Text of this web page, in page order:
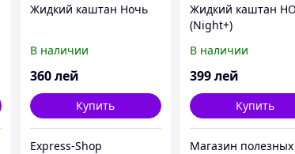
Жидкий каштан Ночь
В наличии
360лей
Купить
Express-Shop
Жидкий каштан
(Night+)
В наличии
399 лей
Купить